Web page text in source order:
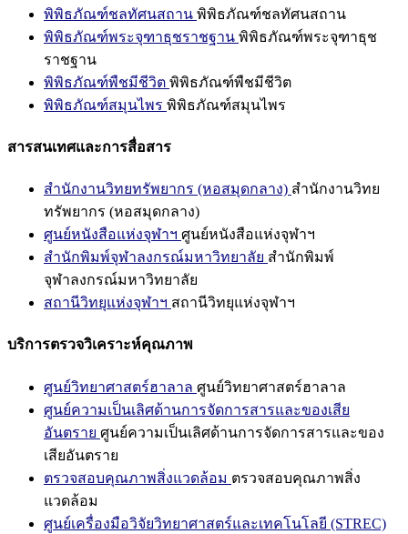
พิพิธภัณฑ์ชลทัศนสถาน พิพิธภัณฑ์ชลทัศนสถาน
พิพิธภัณฑ์พระจุฑาธุชราชฐาน พิพิธภัณฑ์พระจุฑาธุช
ราชฐาน
พิพิธภัณฑ์พืชมีชีวิต พิพิธภัณฑ์พืชมีชีวิต
พิพิธภัณฑ์สมุนไพร พิพิธภัณฑ์สมุนไพร
สารสนเทศและการสื่อสาร
สำนักงานวิทยทรัพยากร (หอสมุดกลาง) สำนักงานวิทย
ทรัพยากร (หอสมุดกลาง)
ศูนย์หนังสือแห่งจุฬาฯ ศูนย์หนังสือแห่งจุฬาฯ
สำนักพิมพ์จุฬาลงกรณ์มหาวิทยาลัย สำนักพิมพ์
จุฬาลงกรณ์มหาวิทยาลัย
สถานีวิทยุแห่งจุฬาฯ สถานีวิทยุแห่งจุฬาฯ
บริการตรวจวิเคราะห์คุณภาพ
ศูนย์วิทยาศาสตร์ฮาลาล ศูนย์วิทยาศาสตร์ฮาลาล
ศูนย์ความเป็นเลิศด้านการจัดการสารและของเสีย
อันตราย ศูนย์ความเป็นเลิศด้านการจัดการสารและของ
เสียอันตราย
ตรวจสอบคุณภาพสิ่งแวดล้อม ตรวจสอบคุณภาพสิ่ง
แวดล้อม
ศูนย์เครื่องมือวิจัยวิทยาศาสตร์และเทคโนโลยี (STREC)